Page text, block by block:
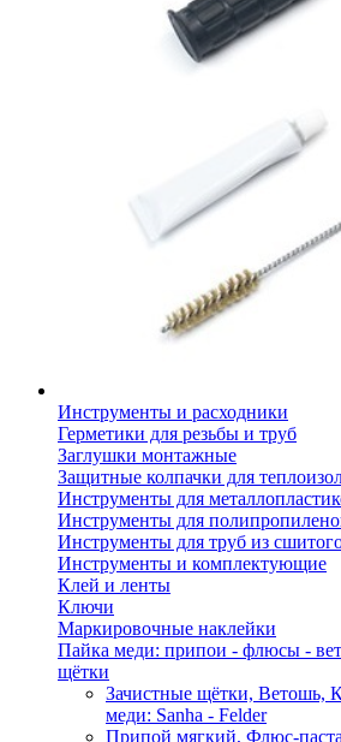
Инструменты и расходники
Герметики для резьбы и труб
Заглушки монтажные
Защитные колпачки для
Инструменты для
Инструменты для
Инструменты для труб из
Инструменты и комплектующие
Клей и ленты
Ключи
Маркировочные наклейки
Пайка меди: припои - флюсы -
щётки
Зачистные щётки, Ветошь,
меди: Sanha - Felder
Припой мягкий, Флюс-